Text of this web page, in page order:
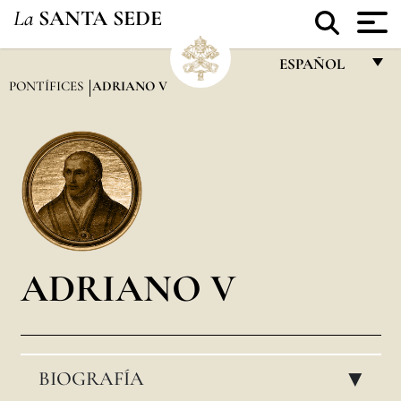
La SANTA SEDE
ESPAÑOL
PONTÍFICES ADRIANO V
ADRIANO V
BIOGRAFÍA ▸